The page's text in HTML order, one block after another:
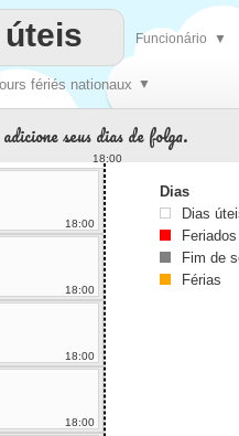
fériés nationaux ▼
Funcionário ▼
seus dias de folga.
18:00
18:00
18:00
18:00
18:00
Dias
Dias
Feriados
Fim de
Férias